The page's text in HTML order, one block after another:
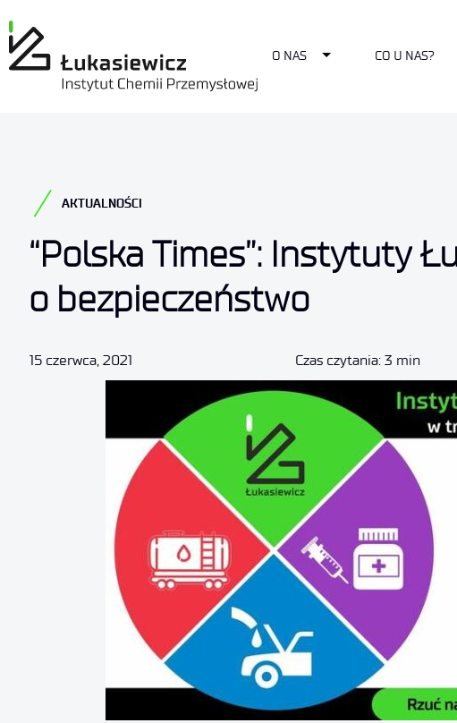
O NAS Toggle Dropdown
CO U NAS?
AKTUALNOŚCI
“Polska Times”: Instytuty
o bezpieczeństwo
15 czerwca, 2021 Czas czytania: 3 min